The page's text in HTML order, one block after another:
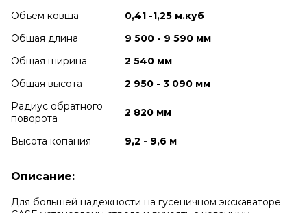
Объем ковша
0,41 -1,25 м.куб
Общая длина
9 500 - 9 590 мм
Общая ширина
2 540 мм
Общая высота
2 950 - 3 090 мм
Радиус обратного
поворота
2 820 мм
Высота копания 9,2 - 9,6 м
Описание:
Для большей надежности на гусеничном экскаваторе